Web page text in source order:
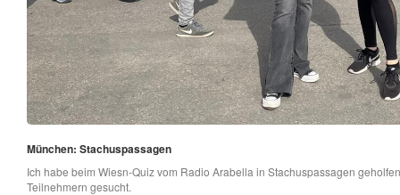
München: Stachuspassagen
Ich habe beim Wiesn-Quiz vom Radio Arabella in Stachuspassagen
Teilnehmern gesucht.